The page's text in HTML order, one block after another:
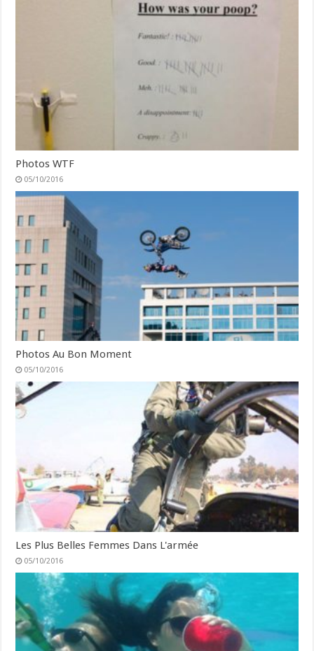
Photos WTF
05/10/2016
Photos Au Bon Moment
05/10/2016
Les Plus Belles Femmes Dans L'armée
05/10/2016